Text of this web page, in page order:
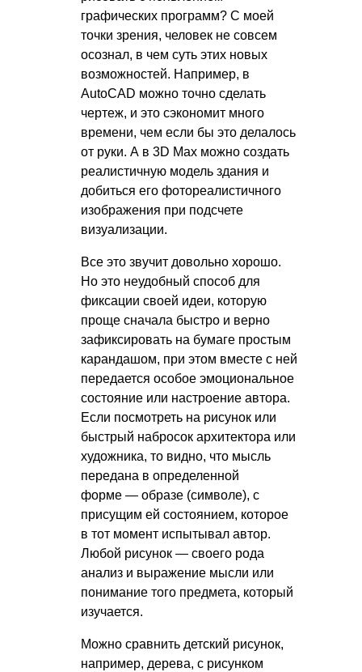
графических программ? С моей
точки зрения, человек не совсем
осознал, в чем суть этих новых
возможностей. Например, в
AutoCAD можно точно сделать
чертеж, и это сэкономит много
времени, чем если бы это делалось
от руки. А в 3D Max можно создать
реалистичную модель здания и
добиться его фотореалистичного
изображения при подсчете
визуализации.
Все это звучит довольно хорошо.
Но это неудобный способ для
фиксации своей идеи, которую
проще сначала быстро и верно
зафиксировать на бумаге простым
карандашом, при этом вместе с ней
передается особое эмоциональное
состояние или настроение автора.
Если посмотреть на рисунок или
быстрый набросок архитектора или
художника, то видно, что мысль
передана в определенной
форме — образе (символе), с
присущим ей состоянием, которое
в тот момент испытывал автор.
Любой рисунок — своего рода
анализ и выражение мысли или
понимание того предмета, который
изучается.
Можно сравнить детский рисунок,
например, дерева, с рисунком